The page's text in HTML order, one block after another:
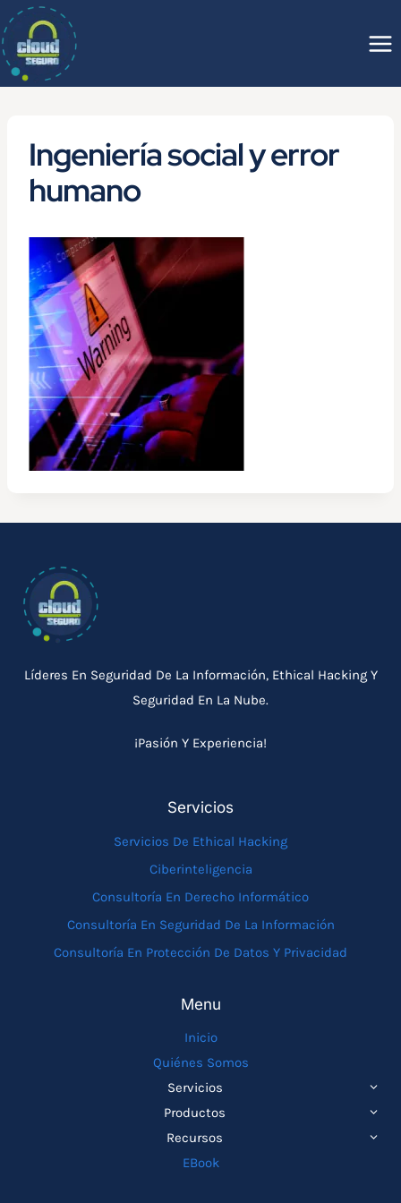
Saltar
al
contenido
Ingeniería social y error
humano
Líderes En Seguridad De La Información, Ethical Hacking Y
Seguridad En La Nube.
¡Pasión Y Experiencia!
Servicios
Servicios De Ethical Hacking
Ciberinteligencia
Consultoría En Derecho Informático
Consultoría En Seguridad De La Información
Consultoría En Protección De Datos Y Privacidad
Menu
Inicio
Quiénes Somos
Servicios
HIJO
Productos
HIJO
Recursos
EBook